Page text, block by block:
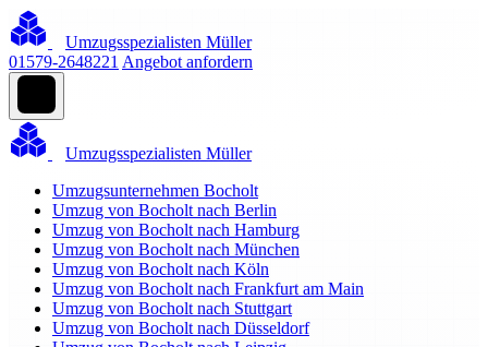
Umzugsspezialisten Müller
01579-2648221 Angebot anfordern
Umzugsspezialisten Müller
Umzugsunternehmen Bocholt
Umzug von Bocholt nach Berlin
Umzug von Bocholt nach Hamburg
Umzug von Bocholt nach München
Umzug von Bocholt nach Köln
Umzug von Bocholt nach Frankfurt am Main
Umzug von Bocholt nach Stuttgart
Umzug von Bocholt nach Düsseldorf